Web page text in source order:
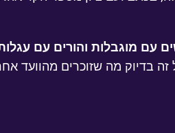
עם מוגבלות והורים עם
בדיוק מה שזוכרים מהוועד